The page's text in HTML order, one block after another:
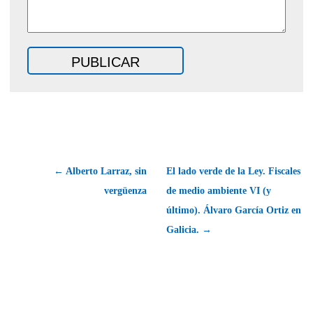
← Alberto Larraz, sin
vergüenza
El lado verde de la Ley. Fiscales
de medio ambiente VI (y
último). Álvaro García Ortiz en
Galicia. →